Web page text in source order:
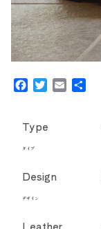
Facebook
Twitter
Email
Type
タイプ
Design
デザイン